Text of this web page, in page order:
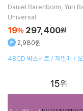
e Complete
eutsche Grammophon)
Daniel Barenboim Yuri
Mischa Maisky
Universal
19% 297,400원
2,980원
48CD 박스세트 / 재발매 / 오
15